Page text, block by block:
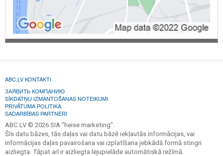
ABC.LV KONTAKTI
ЗАЯВИТЬ КОМПАНИЮ
SĪKDATŅU IZMANTOŠANAS NOTEIKUMI
PRIVĀTUMA POLITIKA
SADARBĪBAS PARTNERI
ABC.LV © 2026 SIA "heise marketing".
Šīs datu bāzes, tās daļas vai datu bāzē iekļautās informācijas, vai
informācijas daļas pavairošana vai izplatīšana jebkādā formā stingri
aizliegta. Tāpat arī ir aizliegta lejupielāde automātiskā režīmā.